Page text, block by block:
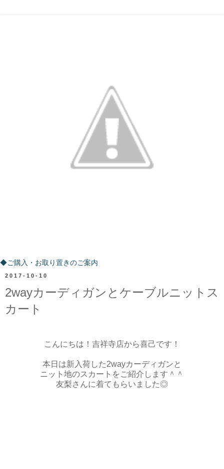
◆ご購入・お取り置きのご案内
2017-10-10
2wayカーディガンとケーブルニットス
カート
こんにちは！吉祥寺店から喜己です！
本日は新入荷した2wayカーディガンと
ニット地のスカートをご紹介します＾＾
友梨さんに着てもらいました◎